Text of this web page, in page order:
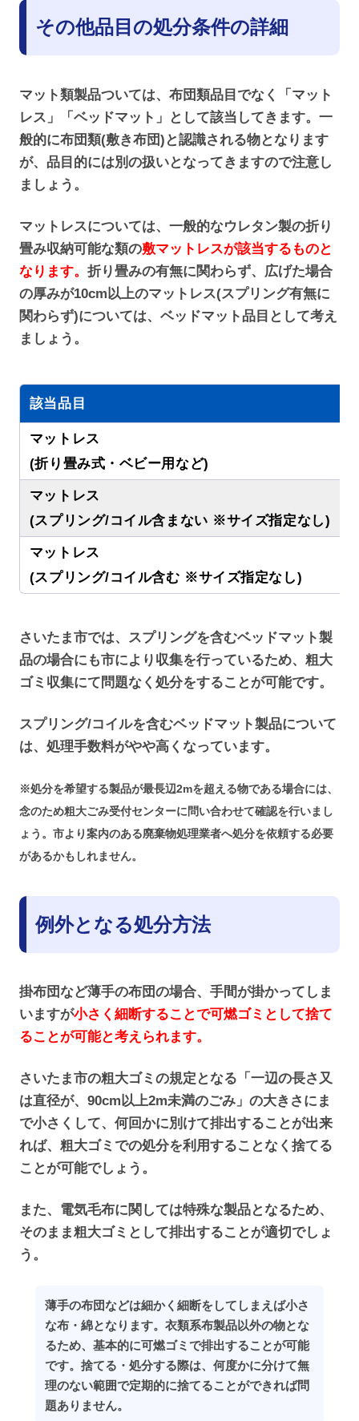
その他品目の処分条件の詳細
マット類製品ついては、布団類品目でなく「マット
レス」「ベッドマット」として該当してきます。一
般的に布団類(敷き布団)と認識される物となります
が、品目的には別の扱いとなってきますので注意し
ましょう。
マットレスについては、一般的なウレタン製の折り
畳み収納可能な類の敷マットレスが該当するものと
なります。 折り畳みの有無に関わらず、広げた場合
の厚みが10cm以上のマットレス(スプリング有無に
関わらず)については、ベッドマット品目として考え
ましょう。
該当品目
マットレス
(折り畳み式・ベビー用など)
マットレス
(スプリング/コイル含まない ※サイズ指定なし)
マットレス
(スプリング/コイル含む ※サイズ指定なし)
さいたま市では、スプリングを含むベッドマット製
品の場合にも市により収集を行っているため、粗大
ゴミ収集にて問題なく処分をすることが可能です。
スプリング/コイルを含むベッドマット製品について
は、処理手数料がやや高くなっています。
※処分を希望する製品が最長辺2mを超える物である場合には、
念のため粗大ごみ受付センターに問い合わせて確認を行いまし
ょう。市より案内のある廃棄物処理業者へ処分を依頼する必要
があるかもしれません。
例外となる処分方法
掛布団など薄手の布団の場合、手間が掛かってしま
いますが小さく細断することで可燃ゴミとして捨て
ることが可能と考えられます。
さいたま市の粗大ゴミの規定となる「一辺の長さ又
は直径が、90cm以上2m未満のごみ」の大きさにま
で小さくして、何回かに別けて排出することが出来
れば、粗大ゴミでの処分を利用することなく捨てる
ことが可能でしょう。
また、電気毛布に関しては特殊な製品となるため、
そのまま粗大ゴミとして排出することが適切でしょ
う。
薄手の布団などは細かく細断をしてしまえば小さ
な布・綿となります。衣類系布製品以外の物とな
るため、基本的に可燃ゴミで排出することが可能
です。捨てる・処分する際は、何度かに分けて無
理のない範囲で定期的に捨てることができれば問
題ありません。